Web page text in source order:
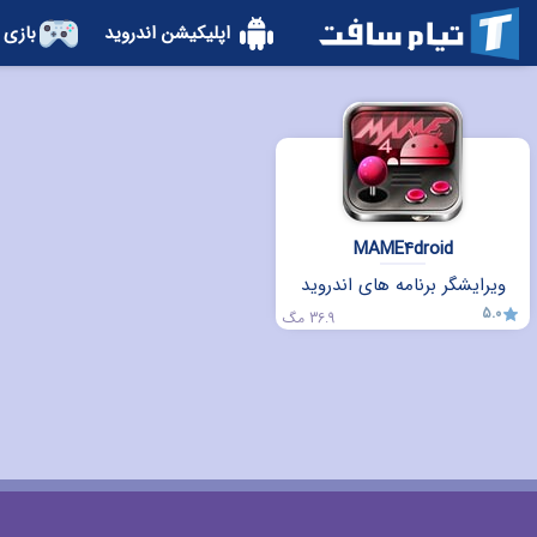
MAME4droid
ویرایشگر برنامه های اندروید
5.0 36.9 مگ
اپلیکیشن اندروید